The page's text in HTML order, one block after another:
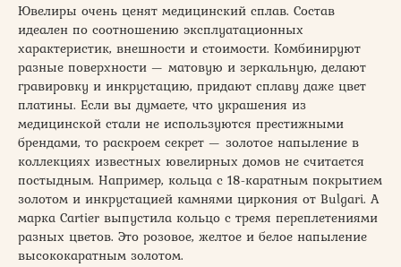
Ювелиры очень ценят медицинский сплав. Состав
идеален по соотношению эксплуатационных
характеристик, внешности и стоимости. Комбинируют
разные поверхности — матовую и зеркальную, делают
гравировку и инкрустацию, придают сплаву даже цвет
платины. Если вы думаете, что украшения из
медицинской стали не используются престижными
брендами, то раскроем секрет — золотое напыление в
коллекциях известных ювелирных домов не считается
постыдным. Например, кольца с 18-каратным покрытием
золотом и инкрустацией камнями циркония от Bulgari. А
марка Cartier выпустила кольцо с тремя переплетениями
разных цветов. Это розовое, желтое и белое напыление
высококаратным золотом.